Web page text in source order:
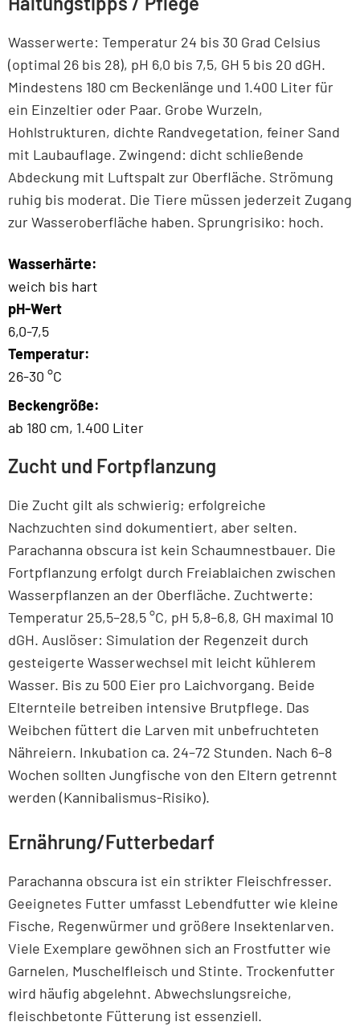
Wasserwerte: Temperatur 24 bis 30 Grad Celsius
(optimal 26 bis 28), pH 6,0 bis 7,5, GH 5 bis 20 dGH.
Mindestens 180 cm Beckenlänge und 1.400 Liter für
ein Einzeltier oder Paar. Grobe Wurzeln,
Hohlstrukturen, dichte Randvegetation, feiner Sand
mit Laubauflage. Zwingend: dicht schließende
Abdeckung mit Luftspalt zur Oberfläche. Strömung
ruhig bis moderat. Die Tiere müssen jederzeit Zugang
zur Wasseroberfläche haben. Sprungrisiko: hoch.
Wasserhärte:
weich bis hart
pH-Wert
6,0-7,5
Temperatur:
26-30 °C
Beckengröße:
ab 180 cm, 1.400 Liter
Zucht und Fortpflanzung
Die Zucht gilt als schwierig; erfolgreiche
Nachzuchten sind dokumentiert, aber selten.
Parachanna obscura ist kein Schaumnestbauer. Die
Fortpflanzung erfolgt durch Freiablaichen zwischen
Wasserpflanzen an der Oberfläche. Zuchtwerte:
Temperatur 25,5–28,5 °C, pH 5,8–6,8, GH maximal 10
dGH. Auslöser: Simulation der Regenzeit durch
gesteigerte Wasserwechsel mit leicht kühlerem
Wasser. Bis zu 500 Eier pro Laichvorgang. Beide
Elternteile betreiben intensive Brutpflege. Das
Weibchen füttert die Larven mit unbefruchteten
Nähreiern. Inkubation ca. 24–72 Stunden. Nach 6–8
Wochen sollten Jungfische von den Eltern getrennt
werden (Kannibalismus-Risiko).
Ernährung/Futterbedarf
Parachanna obscura ist ein strikter Fleischfresser.
Geeignetes Futter umfasst Lebendfutter wie kleine
Fische, Regenwürmer und größere Insektenlarven.
Viele Exemplare gewöhnen sich an Frostfutter wie
Garnelen, Muschelfleisch und Stinte. Trockenfutter
wird häufig abgelehnt. Abwechslungsreiche,
fleischbetonte Fütterung ist essenziell.